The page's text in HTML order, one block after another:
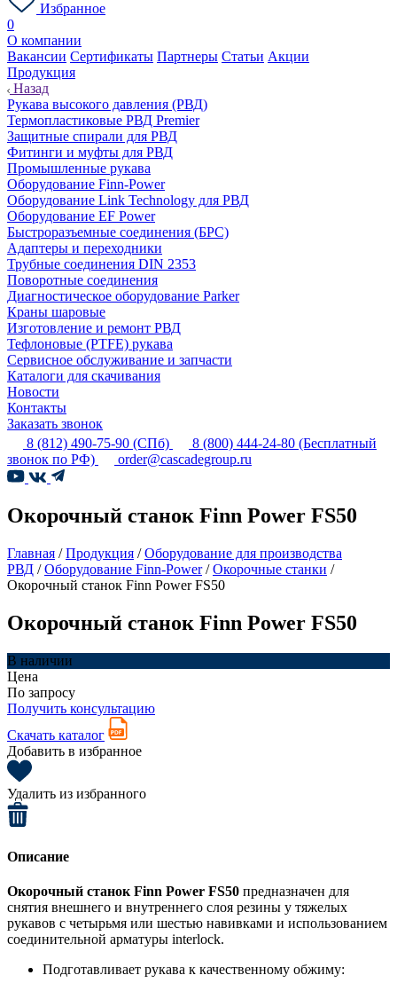
Избранное
0
О компании
Вакансии Сертификаты Партнеры Статьи Акции
Продукция
Назад
Рукава высокого давления (РВД)
Термопластиковые РВД Premier
Защитные спирали для РВД
Фитинги и муфты для РВД
Промышленные рукава
Оборудование Finn-Power
Оборудование Link Technology для РВД
Оборудование EF Power
Быстроразъемные соединения (БРС)
Адаптеры и переходники
Трубные соединения DIN 2353
Поворотные соединения
Диагностическое оборудование Parker
Краны шаровые
Изготовление и ремонт РВД
Тефлоновые (PTFE) рукава
Сервисное обслуживание и запчасти
Каталоги для скачивания
Новости
Контакты
Заказать звонок
8 (812) 490-75-90 (СПб) 8 (800) 444-24-80 (Бесплатный
звонок по РФ)
order@cascadegroup.ru
Окорочный станок Finn Power FS50
Главная /Продукция /Оборудование для производства
РВД /Оборудование Finn-Power/Окорочные станки /
Окорочный станок Finn Power FS50
Окорочный станок Finn Power FS50
В наличии
Цена
По запросу
Получить консультацию
Скачать каталог
Добавить в избранное
Удалить из избранного
Описание
Окорочный станок Finn Power FS50 предназначен для
снятия внешнего и внутреннего слоя резины у тяжелых
рукавов с четырьмя или шестью навивками и использованием
соединительной арматуры interlock.
Подготавливает рукава к качественному обжиму: